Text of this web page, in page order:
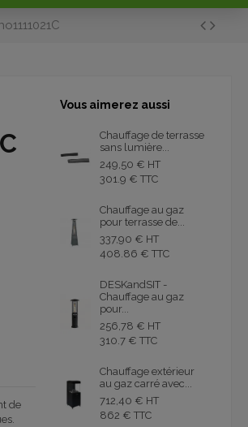
de
Vous aimerez aussi
Chauffage de terrasse
sans lumière...
249,50 € HT
301.9 € TTC
Chauffage au gaz
pour terrasse de...
337,90 € HT
408.86 € TTC
DESKandSIT -
Chauffage au gaz
pour...
256,78 € HT
310.7 € TTC
Chauffage extérieur
au gaz carré avec...
712,40 € HT
862 € TTC